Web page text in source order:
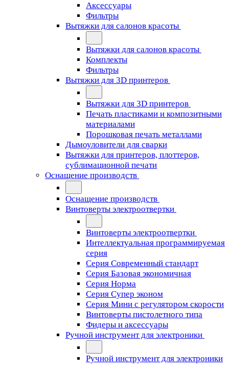
Аксессуары
Фильтры
Вытяжки для салонов красоты
Вытяжки для салонов красоты
Комплекты
Фильтры
Вытяжки для 3D принтеров
Вытяжки для 3D принтеров
Печать пластиками и композитными
материалами
Порошковая печать металлами
Дымоуловители для сварки
Вытяжки для принтеров, плоттеров,
сублимационной печати
Оснащение производств
Оснащение производств
Винтоверты электроотвертки
Винтоверты электроотвертки
Интеллектуальная программируемая
серия
Серия Современный стандарт
Серия Базовая экономичная
Серия Норма
Серия Cупер эконом
Серия Мини с регулятором скорости
Винтоверты пистолетного типа
Фидеры и аксессуары
Ручной инструмент для электроники
Ручной инструмент для электроники